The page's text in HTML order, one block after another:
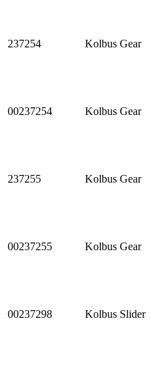
237254 Kolbus Gear
00237254 Kolbus Gear
237255 Kolbus Gear
00237255 Kolbus Gear
00237298 Kolbus Slider